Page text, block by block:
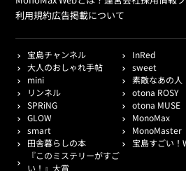
利用規約広告掲載について
宝島チャンネル
InRed
大人のおしゃれ手帖
sweet
mini
素敵なあの人
リンネル
otona ROSY
SPRiNG
otona MUSE
GLOW
MonoMax
smart
MonoMaster
田舎暮らしの本
宝島すごい！
『このミステリーがすご
い！』大賞